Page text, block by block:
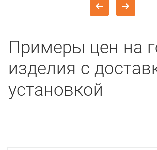
Примеры цен на
изделия с
установкой